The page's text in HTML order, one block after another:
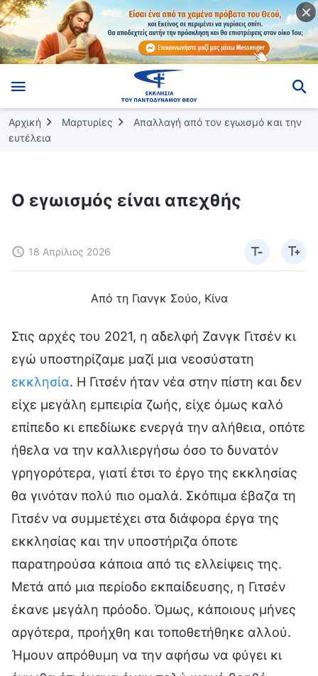
Αρχική Μαρτυρίες
Απαλλαγή από τον εγωισμό και την
ευτέλεια
Ο εγωισμός είναι απεχθής
18 Απρίλιος 2026
Από τη Γιανγκ Σούο, Κίνα
Στις αρχές του 2021, η αδελφή Ζανγκ Γιτσέν κι
εγώ υποστηρίζαμε μαζί μια νεοσύστατη
εκκλησία. Η Γιτσέν ήταν νέα στην πίστη και δεν
είχε μεγάλη εμπειρία ζωής, είχε όμως καλό
επίπεδο κι επεδίωκε ενεργά την αλήθεια, οπότε
ήθελα να την καλλιεργήσω όσο το δυνατόν
γρηγορότερα, γιατί έτσι το έργο της εκκλησίας
θα γινόταν πολύ πιο ομαλά. Σκόπιμα έβαζα τη
Γιτσέν να συμμετέχει στα διάφορα έργα της
εκκλησίας και την υποστήριζα όποτε
παρατηρούσα κάποια από τις ελλείψεις της.
Μετά από μια περίοδο εκπαίδευσης, η Γιτσέν
έκανε μεγάλη πρόοδο. Όμως, κάποιους μήνες
αργότερα, προήχθη και τοποθετήθηκε αλλού.
Ήμουν απρόθυμη να την αφήσω να φύγει κι